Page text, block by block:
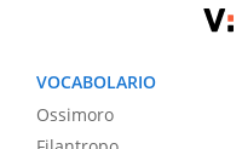
VOCABOLARIO
Ossimoro